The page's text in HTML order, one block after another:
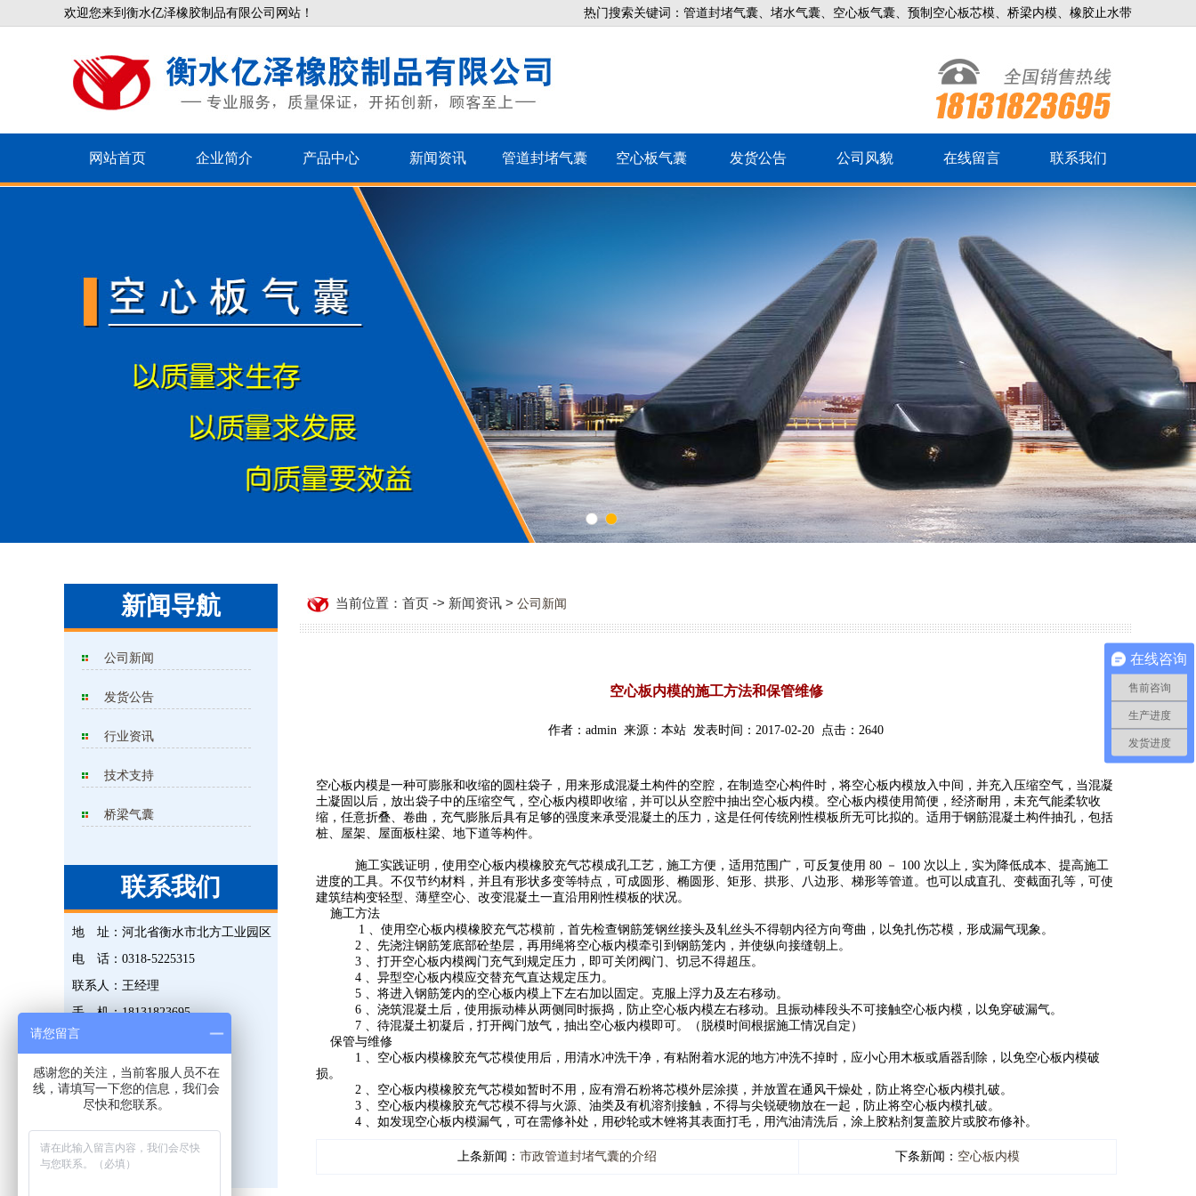
欢迎您来到衡水亿泽橡胶制品有限公司网站！ 热门搜索关键词：管道封堵气囊、堵水气囊、空心板气囊、预制空心板芯模、桥梁内模、橡胶止水带
网站首页 企业简介 产品中心 新闻资讯 管道封堵气囊 空心板气囊 发货公告 公司风貌 在线留言 联系我们
1
新闻导航
公司新闻
发货公告
行业资讯
技术支持
桥梁气囊
联系我们
地 址： 河北省衡水市北方工业园区
电 话： 0318-5225315
联系人： 王经理
手 机：18131823695
传 真：
邮 箱： 823476851@qq.com
网 址：www.hsxjgs.com
当前位置：首页 -> 新闻资讯 > 公司新闻
空心板内模的施工方法和保管维修
作者：admin 来源：本站 发表时间：2017-02-20 点击：2640
空心板内模是一种可膨胀和收缩的圆柱袋子，用来形成混凝土构件的空腔，在制造空心构件时，将空心板内模放入中间，并充入压缩空气，当混凝
土凝固以后，放出袋子中的压缩空气，空心板内模即收缩，并可以从空腔中抽出空心板内模。空心板内模使用简便，经济耐用，未充气能柔软收
缩，任意折叠、卷曲，充气膨胀后具有足够的强度来承受混凝土的压力，这是任何传统刚性模板所无可比拟的。适用于钢筋混凝土构件抽孔，包括
桩、屋架、屋面板柱梁、地下道等构件。
施工实践证明，使用空心板内模橡胶充气芯模成孔工艺，施工方便，适用范围广，可反复使用 80 － 100 次以上, 实为降低成本、提高施工
进度的工具。不仅节约材料，并且有形状多变等特点，可成圆形、椭圆形、矩形、拱形、八边形、梯形等管道。也可以成直孔、变截面孔等，可使
建筑结构变轻型、薄壁空心、改变混凝土一直沿用刚性模板的状况。
施工方法
1 、使用空心板内模橡胶充气芯模前，首先检查钢筋笼钢丝接头及轧丝头不得朝内径方向弯曲，以免扎伤芯模，形成漏气现象。
2 、先浇注钢筋笼底部砼垫层，再用绳将空心板内模牵引到钢筋笼内，并使纵向接缝朝上。
3 、打开空心板内模阀门充气到规定压力，即可关闭阀门、切忌不得超压。
4 、异型空心板内模应交替充气直达规定压力。
5 、将进入钢筋笼内的空心板内模上下左右加以固定。克服上浮力及左右移动。
6 、浇筑混凝土后，使用振动棒从两侧同时振捣，防止空心板内模左右移动。且振动棒段头不可接触空心板内模，以免穿破漏气。
7 、待混凝土初凝后，打开阀门放气，抽出空心板内模即可。（脱模时间根据施工情况自定）
保管与维修
1 、空心板内模橡胶充气芯模使用后，用清水冲洗干净，有粘附着水泥的地方冲洗不掉时，应小心用木板或盾器刮除，以免空心板内模破
损。
2 、空心板内模橡胶充气芯模如暂时不用，应有滑石粉将芯模外层涂摸，并放置在通风干燥处，防止将空心板内模扎破。
3 、空心板内模橡胶充气芯模不得与火源、油类及有机溶剂接触，不得与尖锐硬物放在一起，防止将空心板内模扎破。
4 、如发现空心板内模漏气，可在需修补处，用砂轮或木锉将其表面打毛，用汽油清洗后，涂上胶粘剂复盖胶片或胶布修补。
上条新闻： 市政管道封堵气囊的介绍 下条新闻： 空心板内模
在线咨询
售前咨询
生产进度
发货进度
请您留言
感谢您的关注，当前客服人员不在
线，请填写一下您的信息，我们会
尽快和您联系。